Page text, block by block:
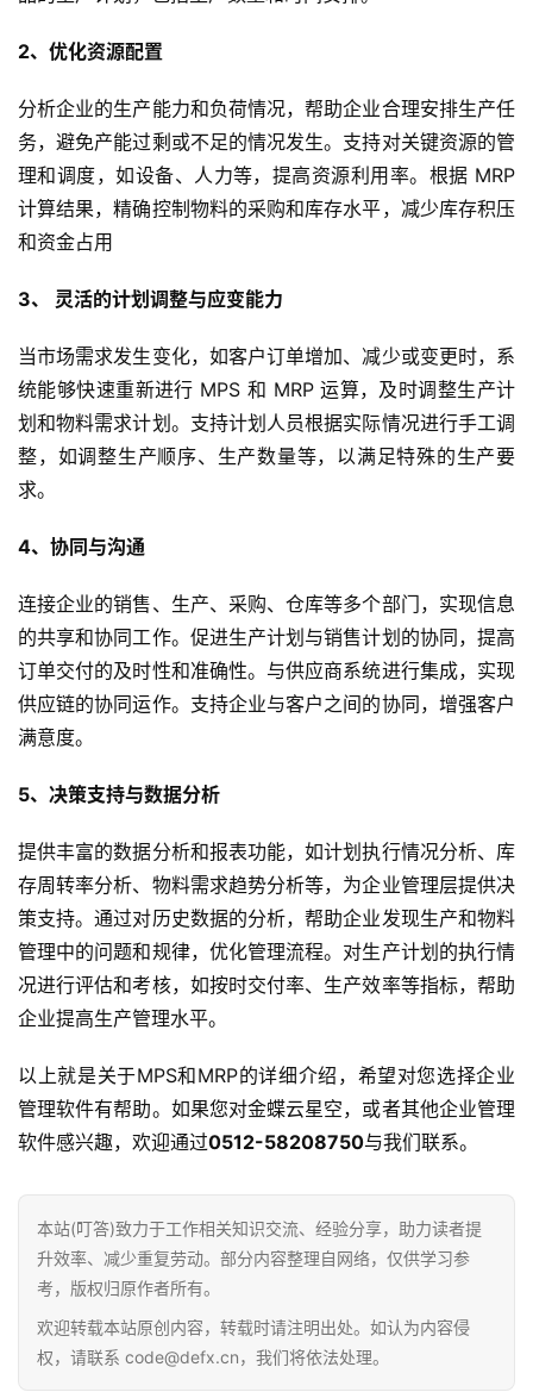
f
分
类
快
讯
问
Sign in Sign up
2、优化资源配置
分析企业的生产能力和负荷情况，帮助企业合理安排生产任
务，避免产能过剩或不足的情况发生。支持对关键资源的管
理和调度，如设备、人力等，提高资源利用率。根据 MRP
计算结果，精确控制物料的采购和库存水平，减少库存积压
和资金占用
3、 灵活的计划调整与应变能力
当市场需求发生变化，如客户订单增加、减少或变更时，系
统能够快速重新进行 MPS 和 MRP 运算，及时调整生产计
划和物料需求计划。支持计划人员根据实际情况进行手工调
整，如调整生产顺序、生产数量等，以满足特殊的生产要
求。
4、协同与沟通
连接企业的销售、生产、采购、仓库等多个部门，实现信息
的共享和协同工作。促进生产计划与销售计划的协同，提高
订单交付的及时性和准确性。与供应商系统进行集成，实现
供应链的协同运作。支持企业与客户之间的协同，增强客户
满意度。
5、决策支持与数据分析
提供丰富的数据分析和报表功能，如计划执行情况分析、库
存周转率分析、物料需求趋势分析等，为企业管理层提供决
策支持。通过对历史数据的分析，帮助企业发现生产和物料
管理中的问题和规律，优化管理流程。对生产计划的执行情
况进行评估和考核，如按时交付率、生产效率等指标，帮助
企业提高生产管理水平。
以上就是关于MPS和MRP的详细介绍，希望对您选择企业
管理软件有帮助。如果您对金蝶云星空，或者其他企业管理
软件感兴趣，欢迎通过0512-58208750与我们联系。
本站(叮答)致力于工作相关知识交流、经验分享，助力读者提
升效率、减少重复劳动。部分内容整理自网络，仅供学习参
考，版权归原作者所有。
欢迎转载本站原创内容，转载时请注明出处。如认为内容侵
权，请联系 code@defx.cn，我们将依法处理。